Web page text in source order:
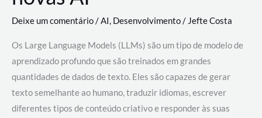
Deixe um comentário/AI, Desenvolvimento/ Jefte Costa
Os Large Language Models (LLMs) são um tipo de modelo de
aprendizado profundo que são treinados em grandes
quantidades de dados de texto. Eles são capazes de gerar
texto semelhante ao humano, traduzir idiomas, escrever
diferentes tipos de conteúdo criativo e responder às suas